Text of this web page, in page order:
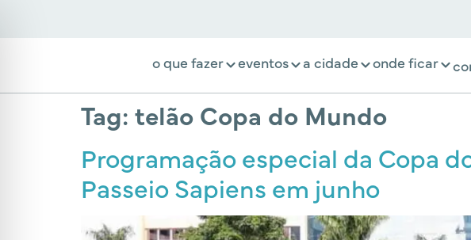
o que fazer eventos a cidade onde ficar
Tag: telão Copa do Mundo
Programação especial da Copa
Passeio Sapiens em junho